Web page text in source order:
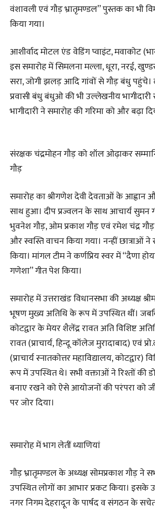
वंशावली एवं गौड़ भ्रातृमण्डल” पुस्तक का भी
किया गया।
आशीर्वाद मोटल एंड वेडिंग प्वाइंट, मवाकोट
इस समारोह में सिमलना मल्ला, धूरा, नरई,
सरा, जोगी झलड़ आदि गांवों से गौड़ बंधु
प्रवासी बंधु बंधुओ की भी उल्लेखनीय भागीदारी
भागीदारी ने समारोह की गरिमा को और बढ़ा
संरक्षक चंद्रमोहन गौड़ को शॉल ओढ़ाकर
गौड़
समारोह का श्रीगणेश देवी देवताओं के
साथ हुआ। दीप प्रज्वलन के साथ आचार्य सुमन
भुवनेश गौड़, ओम प्रकाश गौड़ एवं रमेश चंद्र गौड़
और स्वस्ति वाचन किया गया। नन्हीं छात्राओं ने
किया। मांगल टीम ने कर्णप्रिय स्वर में “दैणा
गणेशा” गीत पेश किया।
समारोह में उत्तराखंड विधानसभा की अध्यक्ष
भूषण मुख्य अतिथि के रूप में उपस्थित थीं।
कोटद्वार के मेयर शैलेंद्र रावत अति विशिष्ट
रावत (प्राचार्य, हिन्दू कॉलेज मुरादाबाद) एवं
(प्राचार्य स्नातकोत्तर महाविद्यालय, कोटद्वार)
रूप में उपस्थित थे। सभी वक्ताओं ने रिश्तों की
बनाए रखने को ऐसे आयोजनों की परंपरा को
पर जोर दिया।
समारोह में भाग लेतीं ध्याणियां
गौड़ भ्रातृमण्डल के अध्यक्ष सोमप्रकाश गौड़ ने
उपस्थित लोगों का आभार प्रकट किया। इसके
नगर निगम देहरादून के पार्षद व संगठन के